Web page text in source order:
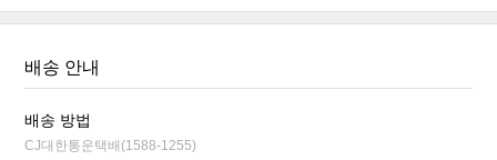
배송 안내
배송 방법
CJ대한통운택배(1588-1255)